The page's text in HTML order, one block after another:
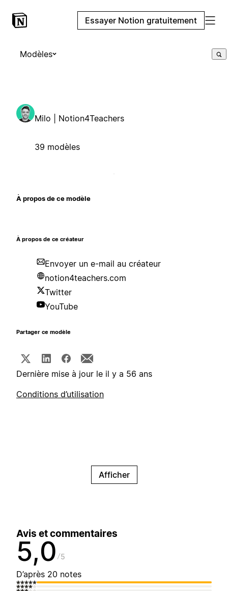
Essayer Notion gratuitement
Modèles
Milo | Notion4Teachers
39 modèles
À propos de ce modèle
À propos de ce créateur
Envoyer un e-mail au créateur
notion4teachers.com
Twitter
YouTube
Partager ce modèle
Dernière mise à jour le il y a 56 ans
Conditions d’utilisation
Afficher
Avis et commentaires
5,0 5
D’après 20 notes